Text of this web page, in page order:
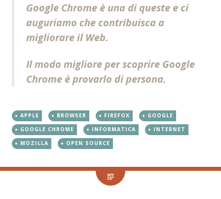
Google Chrome è una di queste e ci
auguriamo che contribuisca a
migliorare il Web.
Il modo migliore per scoprire Google
Chrome è provarlo di persona.
APPLE BROWSER FIREFOX
GOOGLE
GOOGLE CHROME
INFORMATICA
INTERNET
MOZILLA
OPEN SOURCE